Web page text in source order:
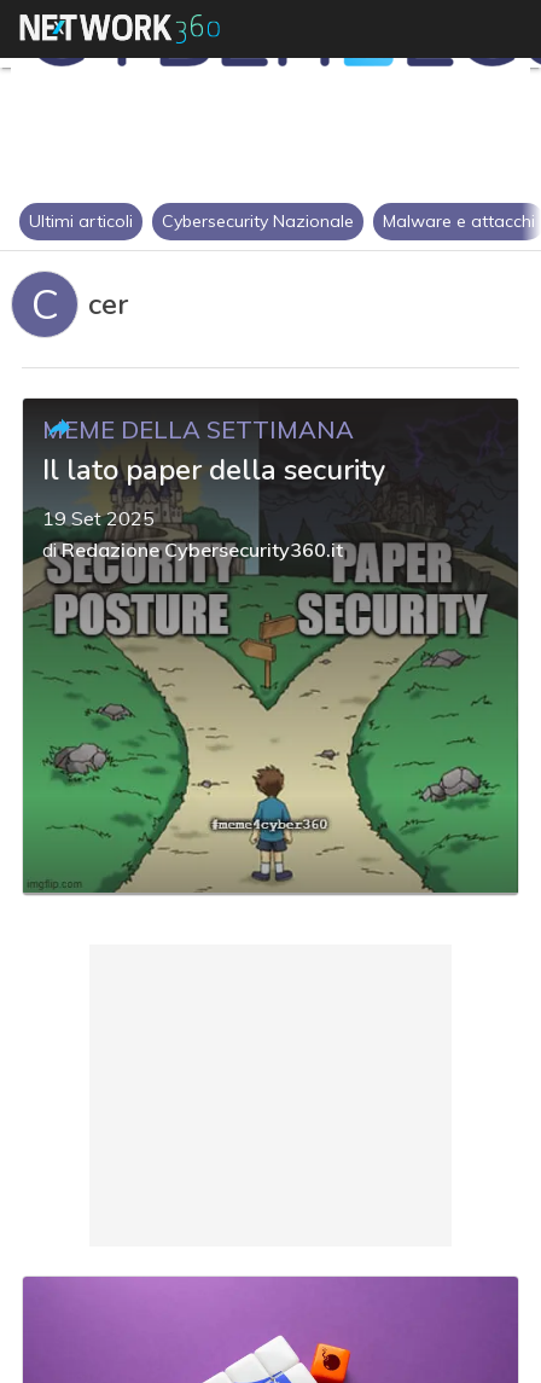
Ultimi articoli Cybersecurity Nazionale Malware e attacchi
C cer
MEME DELLA SETTIMANA
Il lato paper della security
19 Set 2025
diRedazione Cybersecurity360.it